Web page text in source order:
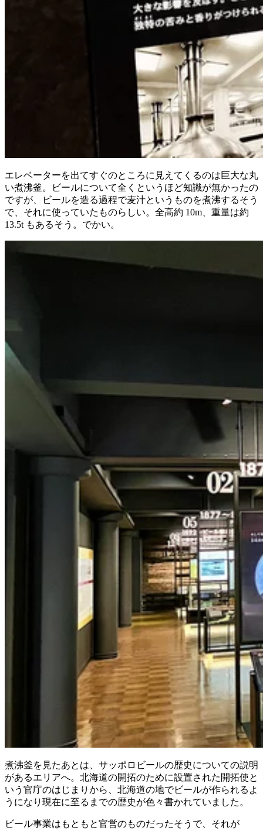
エレベーターを出てすぐのところに見えてくるのは巨大な丸
い煮沸釜。ビールについて全くというほど知識が無かったの
ですが、ビールを造る過程で麦汁というものを煮沸するそう
で、それに使っていたものらしい。全高約 10m、重量は約
13.5t もあるそう。でかい。
煮沸釜を見たあとは、サッポロビールの歴史についての説明
があるエリアへ。北海道の開拓のために設置された開拓使と
いう官庁のはじまりから、北海道の地でビールが作られるよ
うになり現在に至るまでの歴史が色々書かれていました。
ビール事業はもともと官営のものだったそうで、それが